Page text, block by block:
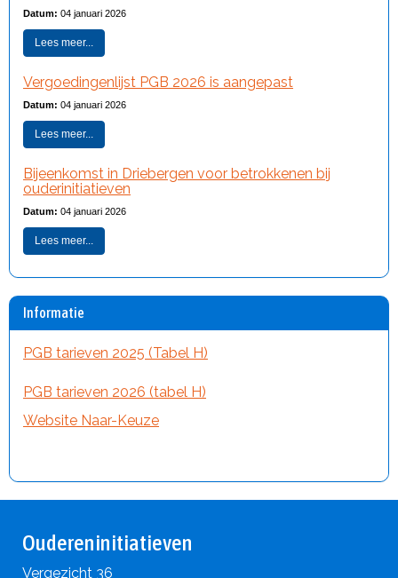
Datum: 04 januari 2026
Lees meer...
Vergoedingenlijst PGB 2026 is aangepast
Datum: 04 januari 2026
Lees meer...
Bijeenkomst in Driebergen voor betrokkenen bij
ouderinitiatieven
Datum: 04 januari 2026
Lees meer...
Informatie
PGB tarieven 2025 (Tabel H)
PGB tarieven 2026 (tabel H)
Website Naar-Keuze
Oudereninitiatieven
Vergezicht 36